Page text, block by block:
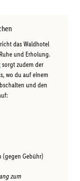
das Waldhotel
und Erholung.
sorgt zudem der
wo du auf einem
und den
(gegen Gebühr)
zum